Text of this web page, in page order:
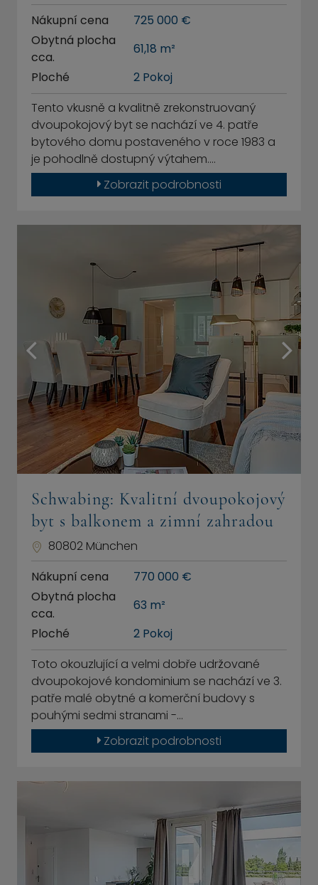
Nákupní cena
725 000 €
Obytná plocha
cca.
61,18 m²
Ploché
2 Pokoj
Tento vkusně a kvalitně zrekonstruovaný
dvoupokojový byt se nachází ve 4. patře
bytového domu postaveného v roce 1983 a
je pohodlně dostupný výtahem.…
Zobrazit podrobnosti
Schwabing: Kvalitní dvoupokojový
byt s balkonem a zimní zahradou
80802 München
Nákupní cena
770 000 €
Obytná plocha
cca.
63 m²
Ploché
2 Pokoj
Toto okouzlující a velmi dobře udržované
dvoupokojové kondominium se nachází ve 3.
patře malé obytné a komerční budovy s
pouhými sedmi stranami -…
Zobrazit podrobnosti